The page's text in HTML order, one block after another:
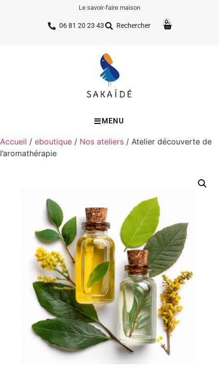
Le savoir-faire maison
06 81 20 23 43 Rechercher 0
MENU
Accueil / eboutique / Nos ateliers / Atelier découverte de
l’aromathérapie